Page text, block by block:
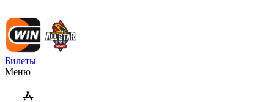
Билеты
Меню